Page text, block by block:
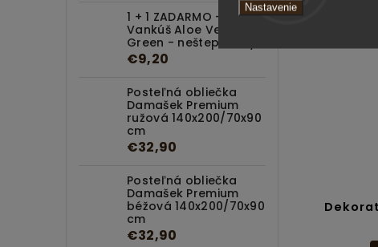
Nastavenie
1 + 1 ZADARMO -
Vankúš Aloe Vera
Green - neštepovaný
€9,20
Posteľná obliečka
Damašek Premium
ružová 140x200/70x90
cm
€32,90
Posteľná obliečka
Damašek Premium
béžová 140x200/70x90
cm
€32,90
Dekoratívny vankúš Blue